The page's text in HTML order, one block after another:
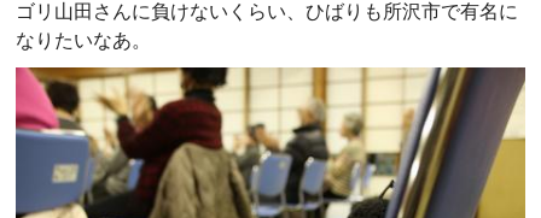
ゴリ山田さんに負けないくらい、ひばりも所沢市で有名に
なりたいなあ。